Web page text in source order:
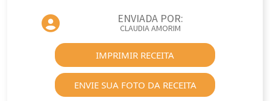
ENVIADA POR:
CLAUDIA AMORIM
IMPRIMIR RECEITA
ENVIE SUA FOTO DA RECEITA